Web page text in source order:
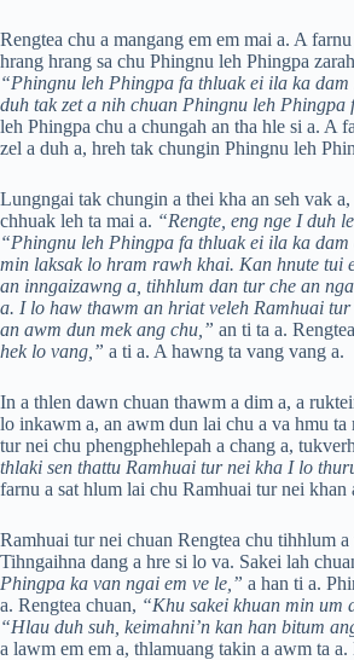
Rengtea chu a mangang em em mai a. A
hrang hrang sa chu Phingnu leh Phingpa
“Phingnu leh Phingpa fa thluak ei ila ka
duh tak zet a nih chuan Phingnu leh
leh Phingpa chu a chungah an tha hle si a. A
zel a duh a, hreh tak chungin Phingnu leh
Lungngai tak chungin a thei kha an seh vak a,
chhuak leh ta mai a. “Rengte, eng nge I duh
“Phingnu leh Phingpa fa thluak ei ila ka
min laksak lo hram rawh khai. Kan hnute tui
an inngaizawng a, tihhlum dan tur che an
a. I lo haw thawm an hriat veleh Ramhuai
an awm dun mek ang chu,” an ti ta a.
hek lo vang,” a ti a. A hawng ta vang vang a.
In a thlen dawn chuan thawm a dim a, a
lo inkawm a, an awm dun lai chu a va hmu
tur nei chu phengphehlepah a chang a,
thlaki sen thattu Ramhuai tur nei kha I lo
farnu a sat hlum lai chu Ramhuai tur nei
Ramhuai tur nei chuan Rengtea chu tihhlum
Tihngaihna dang a hre si lo va. Sakei lah
Phingpa ka van ngai em ve le,” a han ti a.
a. Rengtea chuan, “Khu sakei khuan min um
“Hlau duh suh, keimahni’n kan han bitum
a lawm em em a, thlamuang takin a awm ta